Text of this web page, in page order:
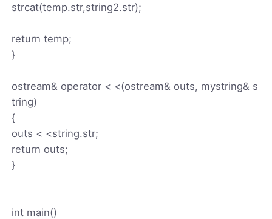
strcat(temp.str,string2.str);
return temp;
}
ostream& operator < <(ostream& outs, mystring& s
tring)
{
outs < <string.str;
return outs;
}
int main()